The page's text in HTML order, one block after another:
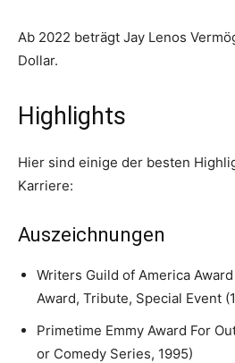
Ab 2022 beträgt Jay Lenos
Dollar.
Highlights
Hier sind einige der besten
Karriere:
Auszeichnungen
Writers Guild of America
Award, Tribute, Special Event
Primetime Emmy Award For
or Comedy Series, 1995)